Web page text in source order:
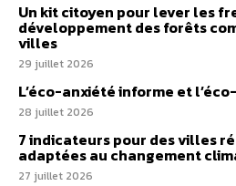
Un kit citoyen pour lever les
développement des forêts
villes
29 juillet 2026
L’éco-anxiété informe et
28 juillet 2026
7 indicateurs pour des villes
adaptées au changement
27 juillet 2026